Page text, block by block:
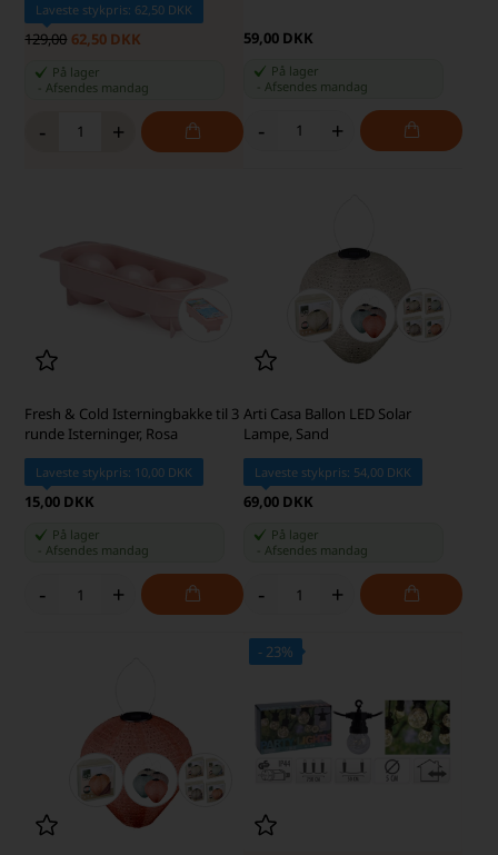
Laveste stykpris: 62,50 DKK
129,00 62,50 DKK
På lager
Afsendes mandag
- +
59,00 DKK
På lager
Afsendes mandag
- +
Fresh & Cold Isterningbakke til 3
runde Isterninger, Rosa
Laveste stykpris: 10,00 DKK
15,00 DKK
På lager
-Afsendes mandag
- +
Arti Casa Ballon LED Solar
Lampe, Sand
Laveste stykpris: 54,00 DKK
69,00 DKK
På lager
Afsendes mandag
- +
- 23%
SKARP PRIS · SKARP PRIS